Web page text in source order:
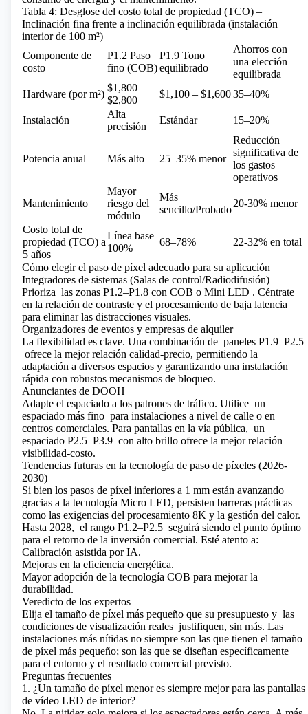
Tabla 4: Desglose del costo total de propiedad (TCO) –
Inclinación fina frente a inclinación equilibrada (instalación
interior de 100 m²)
Componente de
costo
P1.2 Paso
fino (COB)
P1.9 Tono
equilibrado
Ahorros con
una elección
equilibrada
Hardware (por m²)
$1,800 –
$2,800
$1,100 – $1,60035–40%
Instalación
Alta
precisión
Estándar 15–20%
Potencia anual Más alto 25–35% menor
Reducción
significativa de
los gastos
operativos
Mantenimiento
Mayor
riesgo del
módulo
Más
sencillo/Probado
20-30% menor
Costo total de
propiedad (TCO) a
5 años
Línea base
100%
68–78% 22-32% en total
Cómo elegir el paso de píxel adecuado para su aplicación
Integradores de sistemas (Salas de control/Radiodifusión)
Prioriza las zonas P1.2–P1.8 con COB o Mini LED . Céntrate
en la relación de contraste y el procesamiento de baja latencia
para eliminar las distracciones visuales.
Organizadores de eventos y empresas de alquiler
La flexibilidad es clave. Una combinación de paneles P1.9–P2.5
ofrece la mejor relación calidad-precio, permitiendo la
adaptación a diversos espacios y garantizando una instalación
rápida con robustos mecanismos de bloqueo.
Anunciantes de DOOH
Adapte el espaciado a los patrones de tráfico. Utilice un
espaciado más fino para instalaciones a nivel de calle o en
centros comerciales. Para pantallas en la vía pública, un
espaciado P2.5–P3.9 con alto brillo ofrece la mejor relación
visibilidad-costo.
Tendencias futuras en la tecnología de paso de píxeles (2026-
2030)
Si bien los pasos de píxel inferiores a 1 mm están avanzando
gracias a la tecnología Micro LED, persisten barreras prácticas
como las exigencias del procesamiento 8K y la gestión del calor.
Hasta 2028, el rango P1.2–P2.5 seguirá siendo el punto óptimo
para el retorno de la inversión comercial. Esté atento a:
Calibración asistida por IA.
Mejoras en la eficiencia energética.
Mayor adopción de la tecnología COB para mejorar la
durabilidad.
Veredicto de los expertos
Elija el tamaño de píxel más pequeño que su presupuesto y las
condiciones de visualización reales justifiquen, sin más. Las
instalaciones más nítidas no siempre son las que tienen el tamaño
de píxel más pequeño; son las que se diseñan específicamente
para el entorno y el resultado comercial previsto.
Preguntas frecuentes
1. ¿Un tamaño de píxel menor es siempre mejor para las pantallas
de vídeo LED de interior?